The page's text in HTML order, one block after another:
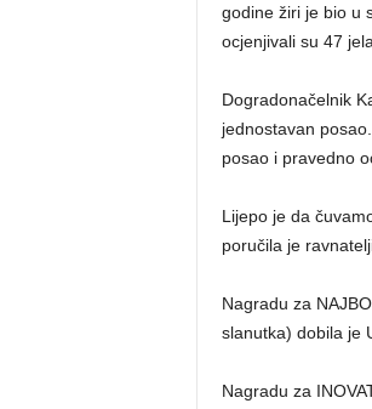
godine žiri je bio u
ocjenjivali su 47
Dogradonačelnik
jednostavan
posao i pravedno
Lijepo je da
poručila je
Nagradu za
slanutka) dobila je
Nagradu za